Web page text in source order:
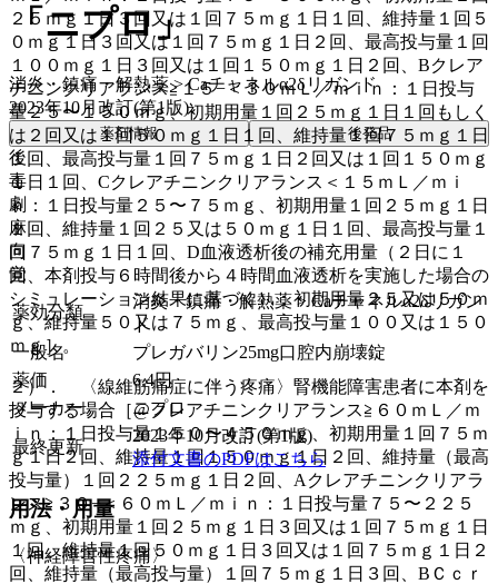
２５ｍｇ１日３回又は１回７５ｍｇ１日１回、維持量１回５
０ｍｇ１日３回又は１回７５ｍｇ１日２回、最高投与量１回
１００ｍｇ１日３回又は１回１５０ｍｇ１日２回、Bクレア
チニンクリアランス≧１５−＜３０ｍＬ／ｍｉｎ：１日投与
量２５〜１５０ｍｇ、初期用量１回２５ｍｇ１日１回もしく
は２回又は１回５０ｍｇ１日１回、維持量１回７５ｍｇ１日
１回、最高投与量１回７５ｍｇ１日２回又は１回１５０ｍｇ
１日１回、Cクレアチニンクリアランス＜１５ｍＬ／ｍｉ
ｎ：１日投与量２５〜７５ｍｇ、初期用量１回２５ｍｇ１日
１回、維持量１回２５又は５０ｍｇ１日１回、最高投与量１
回７５ｍｇ１日１回、D血液透析後の補充用量（２日に１
回、本剤投与６時間後から４時間血液透析を実施した場合の
シミュレーション結果に基づく）：初期用量２５又は５０ｍ
ｇ、維持量５０又は７５ｍｇ、最高投与量１００又は１５０
ｍｇ］。
２）． 〈線維筋痛症に伴う疼痛〉腎機能障害患者に本剤を
投与する場合［@クレアチニンクリアランス≧６０ｍＬ／ｍ
ｉｎ：１日投与量１５０〜４５０ｍｇ、初期用量１回７５ｍ
ｇ１日２回、維持量１回１５０ｍｇ１日２回、維持量（最高
投与量）１回２２５ｍｇ１日２回、Aクレアチニンクリアラ
ンス≧３０−＜６０ｍＬ／ｍｉｎ：１日投与量７５〜２２５
ｍｇ、初期用量１回２５ｍｇ１日３回又は１回７５ｍｇ１日
１回、維持量１回５０ｍｇ１日３回又は１回７５ｍｇ１日２
回、維持量（最高投与量）１回７５ｍｇ１日３回、BＣｃｒ
「ニプロ」
消炎・鎮痛・解熱薬 > Caチャネルα2δリガンド
2023年10月改訂(第1版)
薬剤情報 後発品
後
毒
劇
麻
向
覚
薬効分類
消炎・鎮痛・解熱薬 > Caチャネルα2δリガン
ド
一般名
プレガバリン25mg口腔内崩壊錠
薬価
6.4円
メーカー
ニプロ
最終更新
2023年10月改訂(第1版)
添付文書のPDFはこちら
用法・用量
〈神経障害性疼痛〉